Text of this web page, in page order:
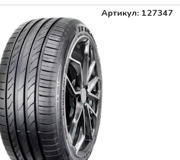
Артикул: 127347